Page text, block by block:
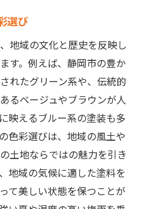
選び
地域の文化と歴史を反映し
す。例えば、静岡市の豊か
れたグリーン系や、伝統的
るベージュやブラウンが人
映えるブルー系の塗装も多
色彩選びは、地域の風土や
土地ならではの魅力を引き
地域の気候に適した塗料を
て美しい状態を保つことが